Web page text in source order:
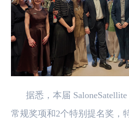
据悉，本届
常规奖项和2个特别提名奖，